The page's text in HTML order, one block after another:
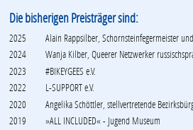
Die bisherigen Preisträger sind:
2025
Alain Rappsilber, Schornsteinfegermeister
2024
Wanja Kilber, Queerer Netzwerker
2023
#BIKEYGEES e.V.
2022
L-SUPPORT e.V.
2020
Angelika Schöttler, stellvertretende
2019
»ALL INCLUDED« - Jugend Museum